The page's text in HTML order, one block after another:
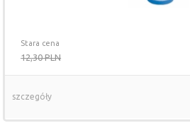
Stara cena
12,30 PLN
szczegóły